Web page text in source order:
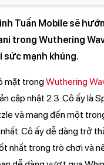
Tuấn Mobile sẽ
trong Wuthering
sức mạnh khủng.
mặt trongWuthering
cập nhật 2.3. Cô ấy là
và mang đến một
Cô ấy dễ dàng trở
nhất trong trò chơi và